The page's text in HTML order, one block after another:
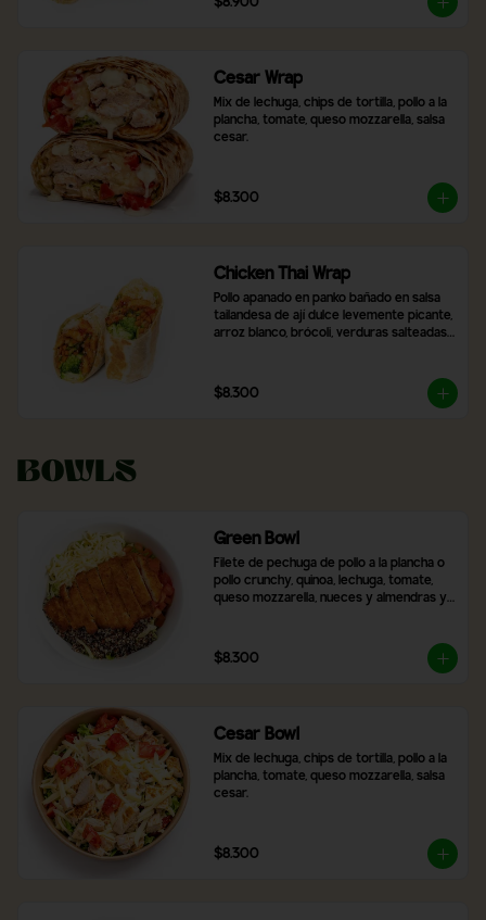
Cesar Wrap
Mix de lechuga, chips de tortilla, pollo a la
plancha, tomate, queso mozzarella, salsa
cesar.
$8.300
Chicken Thai Wrap
Pollo apanado en panko bañado en salsa
tailandesa de ají dulce levemente picante,
arroz blanco, brócoli, verduras salteadas
$8.300
Bowls
Green Bowl
Filete de pechuga de pollo a la plancha o
pollo crunchy, quinoa, lechuga, tomate,
queso mozzarella, nueces y almendras y
$8.300
Cesar Bowl
Mix de lechuga, chips de tortilla, pollo a la
plancha, tomate, queso mozzarella, salsa
cesar.
$8.300